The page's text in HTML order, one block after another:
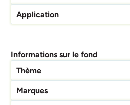
Application
Informations sur le fond
Thème
Marques